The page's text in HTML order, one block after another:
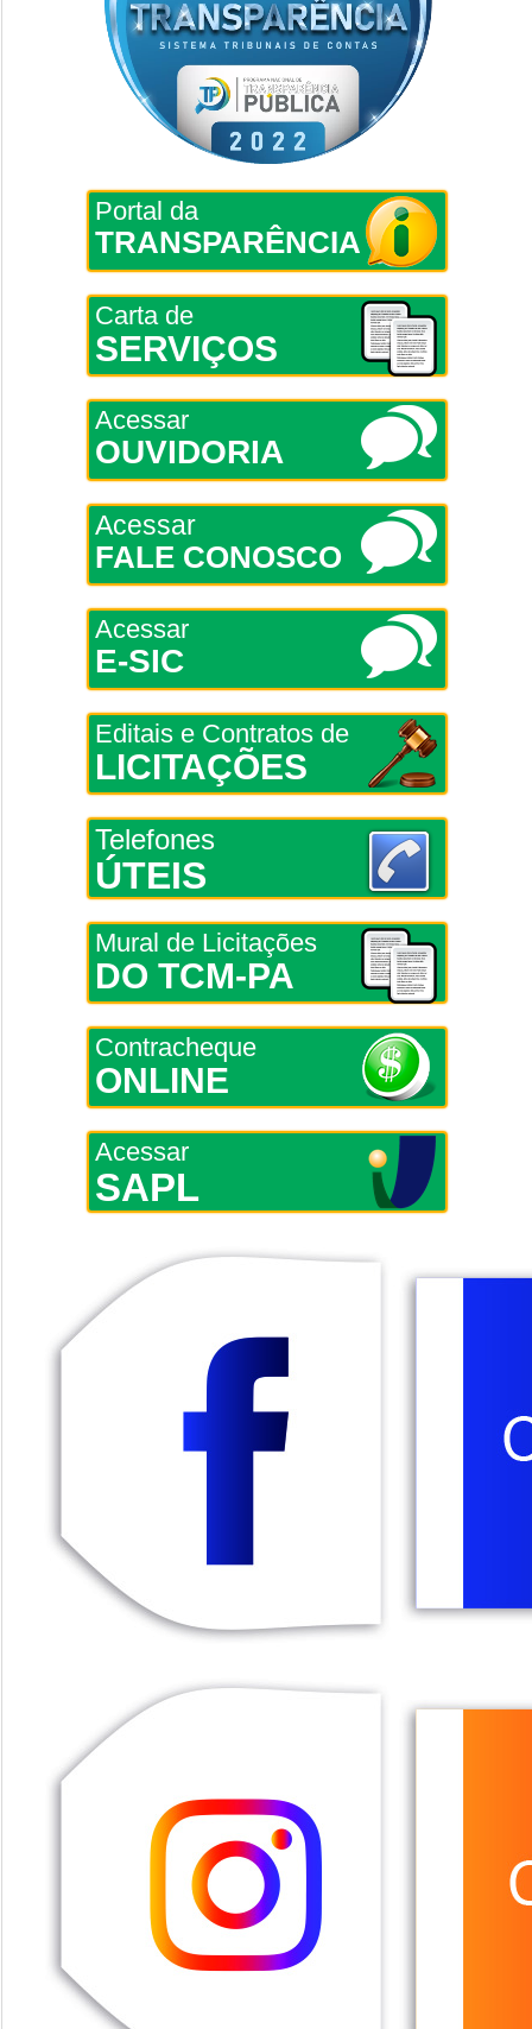
Portal da
TRANSPARÊNCIA
Carta de
SERVIÇOS
Acessar
OUVIDORIA
Acessar
FALE CONOSCO
Acessar
E-SIC
Editais e Contratos de
LICITAÇÕES
Telefones
ÚTEIS
Mural de Licitações
DO TCM-PA
Contracheque
ONLINE
Acessar
SAPL